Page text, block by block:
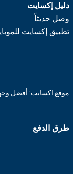
دليل إكسايت
وصل حديثاً
تطبيق إكسايت
موقع اكسايت: أفضل
طرق الدفع